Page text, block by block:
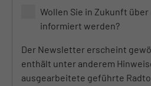
Wollen Sie in Zukunft
informiert werden?
Der Newsletter erscheint
enthält unter anderem
ausgearbeitete geführte